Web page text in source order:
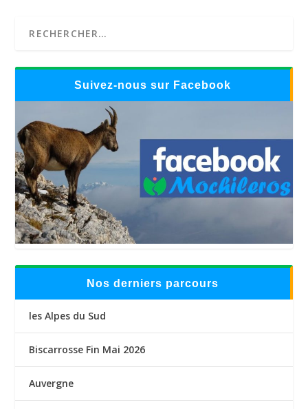
Suivez-nous sur Facebook
Nos derniers parcours
les Alpes du Sud
Biscarrosse Fin Mai 2026
Auvergne